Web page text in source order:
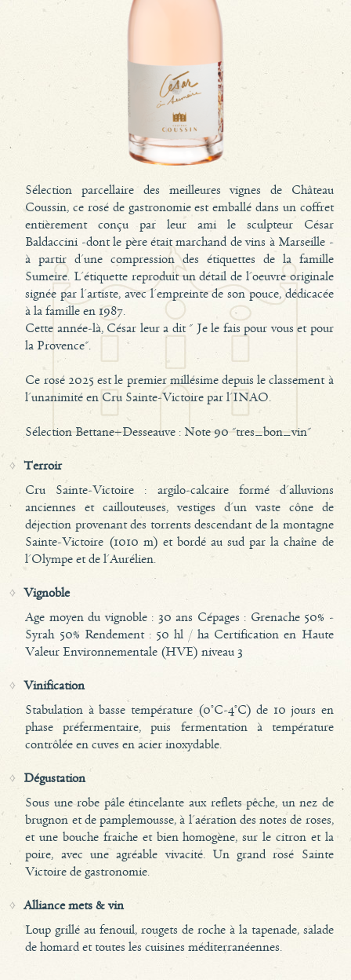
Sélection parcellaire des meilleures vignes de Château
Coussin, ce rosé de gastronomie est emballé dans un coffret
entièrement conçu par leur ami le sculpteur César
Baldaccini -dont le père était marchand de vins à Marseille -
à partir d'une compression des étiquettes de la famille
Sumeire. L'étiquette reproduit un détail de l'oeuvre originale
signée par l'artiste, avec l'empreinte de son pouce, dédicacée
à la famille en 1987.
Cette année-là, César leur a dit " Je le fais pour vous et pour
la Provence".
Ce rosé 2025 est le premier millésime depuis le classement à
l'unanimité en Cru Sainte-Victoire par l'INAO.
Sélection Bettane+Desseauve : Note 90 "tres_bon_vin"
Terroir
Cru Sainte-Victoire : argilo-calcaire formé d'alluvions
anciennes et caillouteuses, vestiges d'un vaste cône de
déjection provenant des torrents descendant de la montagne
Sainte-Victoire (1010 m) et bordé au sud par la chaîne de
l'Olympe et de l'Aurélien.
Vignoble
Age moyen du vignoble : 30 ans Cépages : Grenache 50% -
Syrah 50% Rendement : 50 hl / ha Certification en Haute
Valeur Environnementale (HVE) niveau 3
Vinification
Stabulation à basse température (0°C-4°C) de 10 jours en
phase préfermentaire, puis fermentation à température
contrôlée en cuves en acier inoxydable.
Dégustation
Sous une robe pâle étincelante aux reflets pêche, un nez de
brugnon et de pamplemousse, à l'aération des notes de roses,
et une bouche fraiche et bien homogène, sur le citron et la
poire, avec une agréable vivacité. Un grand rosé Sainte
Victoire de gastronomie.
Alliance mets & vin
Loup grillé au fenouil, rougets de roche à la tapenade, salade
de homard et toutes les cuisines méditerranéennes.